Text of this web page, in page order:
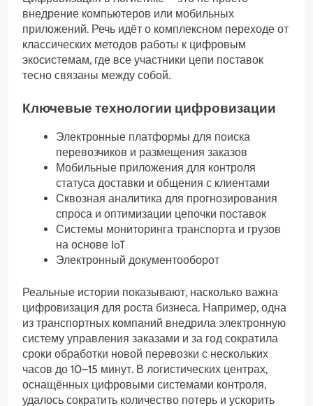
внедрение компьютеров или мобильных
приложений. Речь идёт о комплексном переходе от
классических методов работы к цифровым
экосистемам, где все участники цепи поставок
тесно связаны между собой.
Ключевые технологии цифровизации
Электронные платформы для поиска
перевозчиков и размещения заказов
Мобильные приложения для контроля
статуса доставки и общения с клиентами
Сквозная аналитика для прогнозирования
спроса и оптимизации цепочки поставок
Системы мониторинга транспорта и грузов
на основе IoT
Электронный документооборот
Реальные истории показывают, насколько важна
цифровизация для роста бизнеса. Например, одна
из транспортных компаний внедрила электронную
систему управления заказами и за год сократила
сроки обработки новой перевозки с нескольких
часов до 10–15 минут. В логистических центрах,
оснащённых цифровыми системами контроля,
удалось сократить количество потерь и ускорить